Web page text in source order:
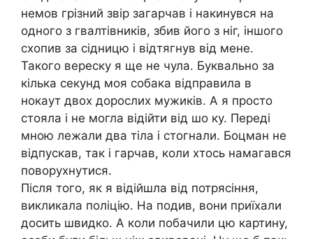
немов грізний звір загарчав і накинувся на
одного з гвалтівників, збив його з ніг, іншого
схопив за сідницю і відтягнув від мене.
Такого вереску я ще не чула. Буквально за
кілька секунд моя собака відправила в
нокаут двох дорослих мужиків. А я просто
стояла і не могла відійти від шо ку. Переді
мною лежали два тіла і стогнали. Боцман не
відпускав, так і гарчав, коли хтось намагався
поворухнутися.
Після того, як я відійшла від потрясіння,
викликала поліцію. На подив, вони приїхали
досить швидко. А коли побачили цю картину,